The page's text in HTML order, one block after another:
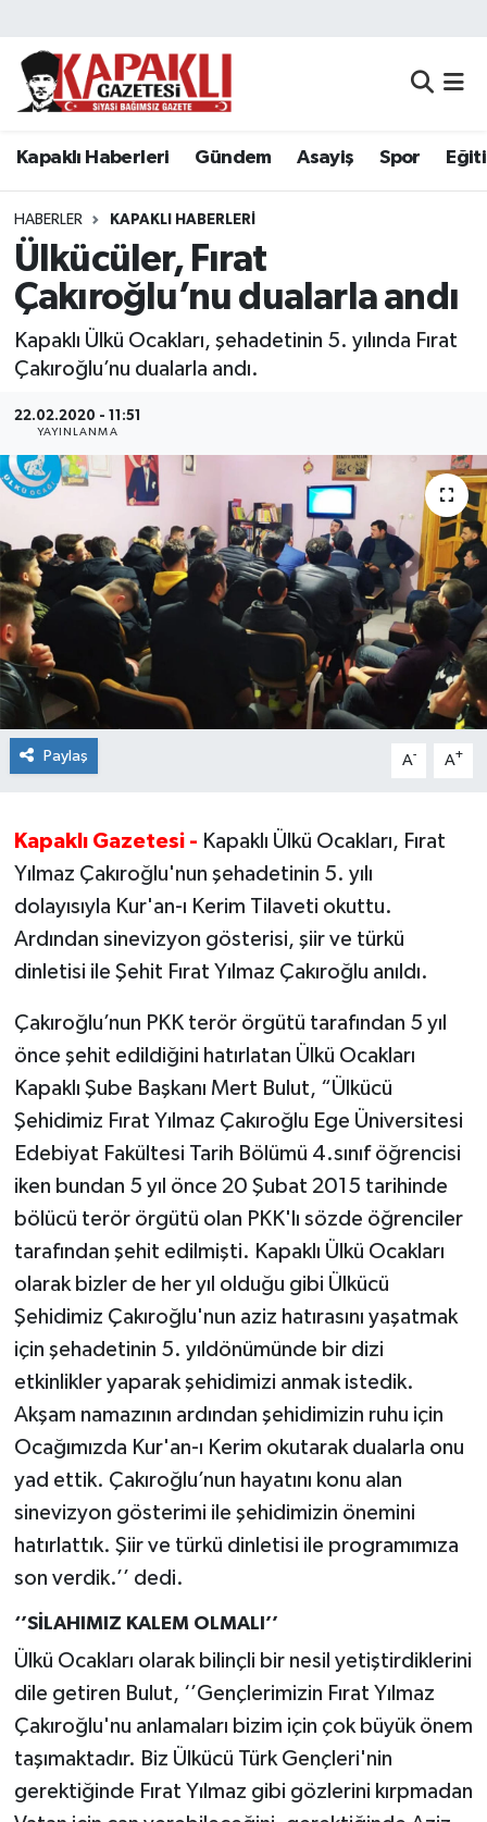
Kapaklı Haberleri Gündem Asayiş Spor
HABERLER KAPAKLI HABERLERI
Ülkücüler, Fırat
Çakıroğlu’nu dualarla andı
Kapaklı Ülkü Ocakları, şehadetinin 5. yılında Fırat
Çakıroğlu’nu dualarla andı.
22.02.2020 - 11:51
YAYINLANMA
Paylaş A- A+
Kapaklı Gazetesi - Kapaklı Ülkü Ocakları, Fırat
Yılmaz Çakıroğlu'nun şehadetinin 5. yılı
dolayısıyla Kur'an-ı Kerim Tilaveti okuttu.
Ardından sinevizyon gösterisi, şiir ve türkü
dinletisi ile Şehit Fırat Yılmaz Çakıroğlu anıldı.
Çakıroğlu’nun PKK terör örgütü tarafından 5 yıl
önce şehit edildiğini hatırlatan Ülkü Ocakları
Kapaklı Şube Başkanı Mert Bulut, “Ülkücü
Şehidimiz Fırat Yılmaz Çakıroğlu Ege Üniversitesi
Edebiyat Fakültesi Tarih Bölümü 4.sınıf öğrencisi
iken bundan 5 yıl önce 20 Şubat 2015 tarihinde
bölücü terör örgütü olan PKK'lı sözde öğrenciler
tarafından şehit edilmişti. Kapaklı Ülkü Ocakları
olarak bizler de her yıl olduğu gibi Ülkücü
Şehidimiz Çakıroğlu'nun aziz hatırasını yaşatmak
için şehadetinin 5. yıldönümünde bir dizi
etkinlikler yaparak şehidimizi anmak istedik.
Akşam namazının ardından şehidimizin ruhu için
Ocağımızda Kur'an-ı Kerim okutarak dualarla onu
yad ettik. Çakıroğlu’nun hayatını konu alan
sinevizyon gösterimi ile şehidimizin önemini
hatırlattık. Şiir ve türkü dinletisi ile programımıza
son verdik.’’ dedi.
‘’SİLAHIMIZ KALEM OLMALI’’
Ülkü Ocakları olarak bilinçli bir nesil yetiştirdiklerini
dile getiren Bulut, ‘’Gençlerimizin Fırat Yılmaz
Çakıroğlu'nu anlamaları bizim için çok büyük önem
taşımaktadır. Biz Ülkücü Türk Gençleri'nin
gerektiğinde Fırat Yılmaz gibi gözlerini kırpmadan
Kapaklı Haberleri
Asayiş
Spor
Eğitim
Siyaset
Resmi Reklamlar
Tekirdağ
Sağlık
Teknoloji
Yaşam
Tekirdağ Nöbetçi Eczaneler
Tekirdağ Namaz Vakitleri
Tekirdağ Trafik Yoğunluk Haritası
Süper Lig Puan Durumu ve Fikstür
Tüm Manşetler
Son Dakika Haberleri
Haber Arşivi